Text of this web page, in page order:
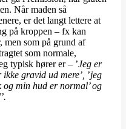
Når maden så
er det langt lettere at
på kroppen – fx kan
men som på grund af
som normale,
typisk hører er – ’Jeg er
gravid ud mere’, ’jeg
og min hud er normal’ og